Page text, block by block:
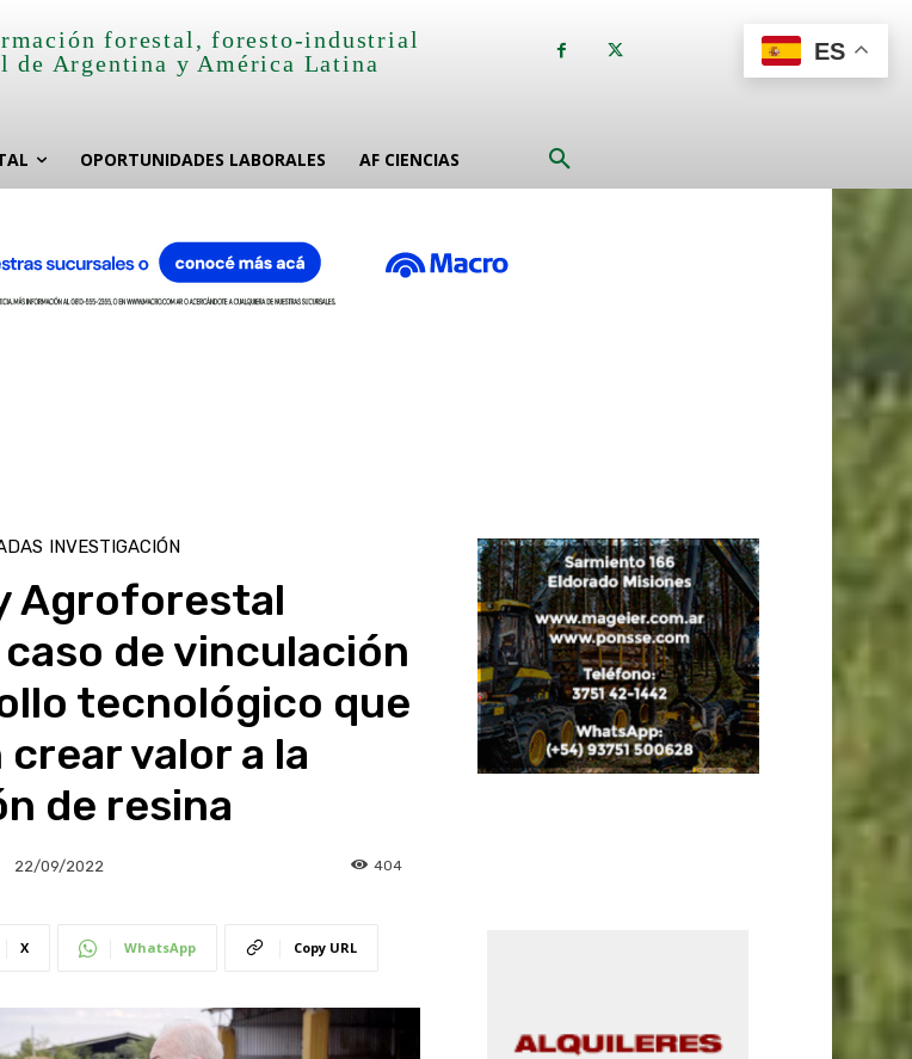
forestal, foresto-industrial
de Argentina y América Latina
OPORTUNIDADES LABORALES AF CIENCIAS
INVESTIGACIÓN
Agroforestal
caso de vinculación
tecnológico que
crear valor a la
de resina
22/09/2022 404
X WhatsApp Copy URL
ES